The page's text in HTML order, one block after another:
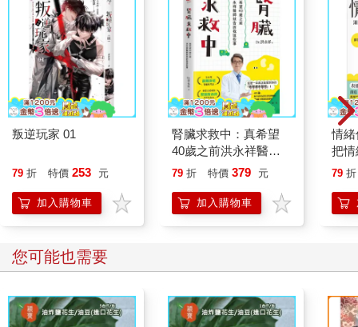
叛逆玩家 01
79 折 特價 253 元
加入購物車
腎臟求救中：真希望
40歲之前洪永祥醫師
就告訴我這些事
79 折 特價 379 元
加入購物車
情
把
誰
79 折
您可能也需要